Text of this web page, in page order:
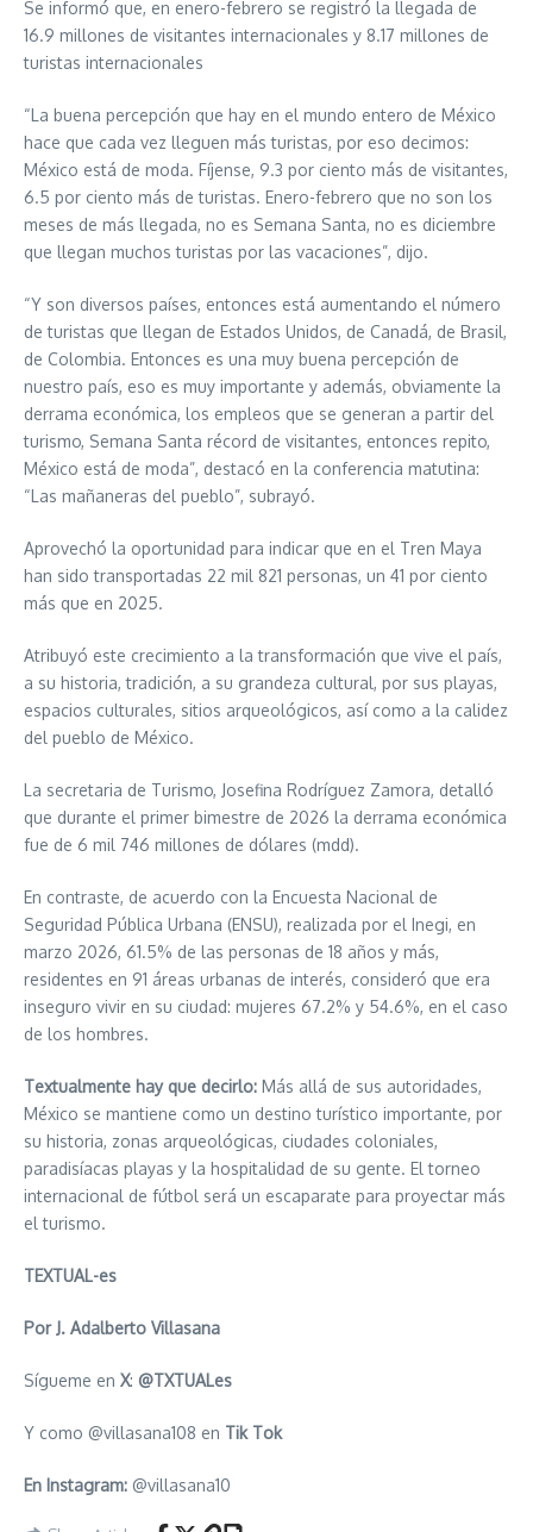
Se informó que, en enero-febrero se registró la llegada de
16.9 millones de visitantes internacionales y 8.17 millones de
turistas internacionales
“La buena percepción que hay en el mundo entero de México
hace que cada vez lleguen más turistas, por eso decimos:
México está de moda. Fíjense, 9.3 por ciento más de visitantes,
6.5 por ciento más de turistas. Enero-febrero que no son los
meses de más llegada, no es Semana Santa, no es diciembre
que llegan muchos turistas por las vacaciones”, dijo.
“Y son diversos países, entonces está aumentando el número
de turistas que llegan de Estados Unidos, de Canadá, de Brasil,
de Colombia. Entonces es una muy buena percepción de
nuestro país, eso es muy importante y además, obviamente la
derrama económica, los empleos que se generan a partir del
turismo, Semana Santa récord de visitantes, entonces repito,
México está de moda”, destacó en la conferencia matutina:
“Las mañaneras del pueblo”, subrayó.
Aprovechó la oportunidad para indicar que en el Tren Maya
han sido transportadas 22 mil 821 personas, un 41 por ciento
más que en 2025.
Atribuyó este crecimiento a la transformación que vive el país,
a su historia, tradición, a su grandeza cultural, por sus playas,
espacios culturales, sitios arqueológicos, así como a la calidez
del pueblo de México.
La secretaria de Turismo, Josefina Rodríguez Zamora, detalló
que durante el primer bimestre de 2026 la derrama económica
fue de 6 mil 746 millones de dólares (mdd).
En contraste, de acuerdo con la Encuesta Nacional de
Seguridad Pública Urbana (ENSU), realizada por el Inegi, en
marzo 2026, 61.5% de las personas de 18 años y más,
residentes en 91 áreas urbanas de interés, consideró que era
inseguro vivir en su ciudad: mujeres 67.2% y 54.6%, en el caso
de los hombres.
Textualmente hay que decirlo: Más allá de sus autoridades,
México se mantiene como un destino turístico importante, por
su historia, zonas arqueológicas, ciudades coloniales,
paradisíacas playas y la hospitalidad de su gente. El torneo
internacional de fútbol será un escaparate para proyectar más
el turismo.
TEXTUAL-es
Por J. Adalberto Villasana
Sígueme en X: @TXTUALes
Y como @villasana108 en Tik Tok
En Instagram: @villasana10